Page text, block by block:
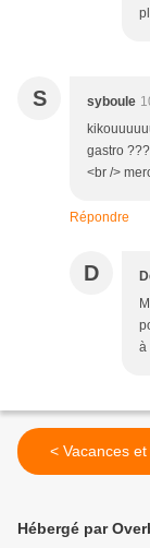
S syboule
gastro
<br />
Répondre
D
à
< Vacances
Hébergé par